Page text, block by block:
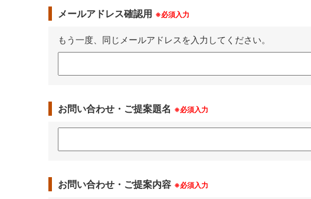
メールアドレス確認用 ※必須入力
もう一度、同じメールアドレスを入力してください。
お問い合わせ・ご提案題名 ※必須入力
お問い合わせ・ご提案内容 ※必須入力